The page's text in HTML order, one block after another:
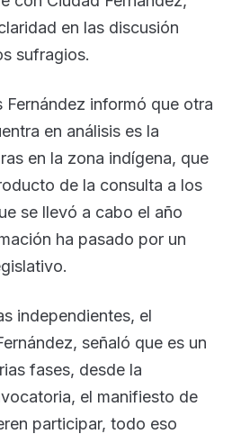
en las discusión
sufragios.
Fernández informó que otra
en análisis es la
en la zona indígena, que
de la consulta a los
se llevó a cabo el año
ha pasado por un
independientes, el
señaló que es un
fases, desde la
el manifiesto de
participar, todo eso